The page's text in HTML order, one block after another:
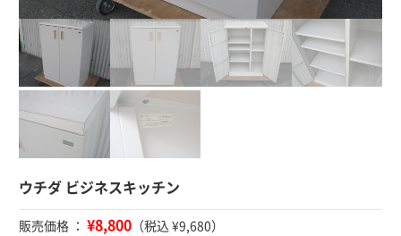
ウチダ ビジネスキッチン
販売価格 ： ¥8,800 （税込 ¥9,680）